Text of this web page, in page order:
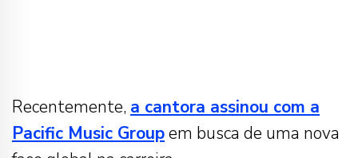
Recentemente, a cantora assinou com a
Pacific Music Groupem busca de uma nova